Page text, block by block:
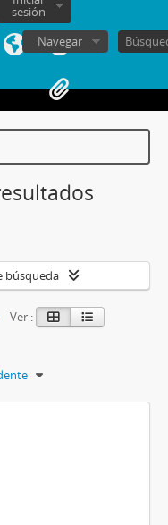
sesión
Navegar
búsqueda
Ver :